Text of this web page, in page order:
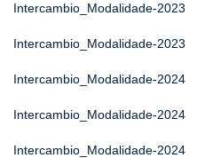
Intercambio_Modalidade-2023
Intercambio_Modalidade-2023
Intercambio_Modalidade-2024
Intercambio_Modalidade-2024
Intercambio_Modalidade-2024